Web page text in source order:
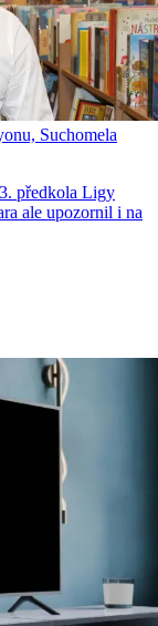
Suchomela
předkola Ligy
ale upozornil i na